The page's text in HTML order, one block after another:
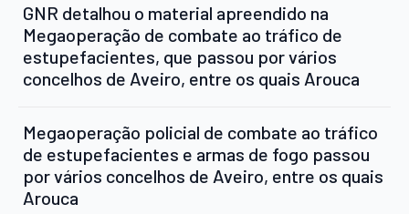
GNR detalhou o material apreendido na
Megaoperação de combate ao tráfico de
estupefacientes, que passou por vários
concelhos de Aveiro, entre os quais Arouca
Megaoperação policial de combate ao tráfico
de estupefacientes e armas de fogo passou
por vários concelhos de Aveiro, entre os quais
Arouca